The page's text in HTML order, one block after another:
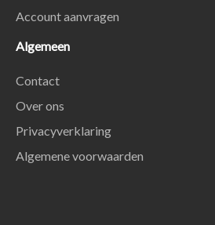
Account aanvragen
Algemeen
Contact
Over ons
Privacyverklaring
Algemene voorwaarden